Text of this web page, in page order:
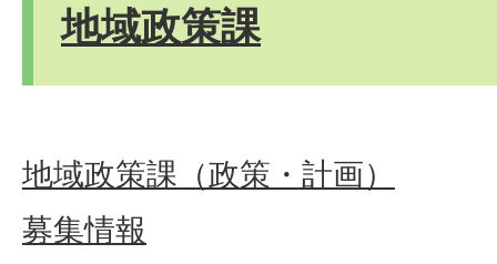
地域政策課
地域政策課（政策・計画）
募集情報